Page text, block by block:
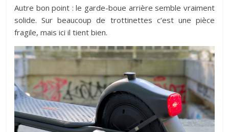
Autre bon point : le garde-boue arrière semble vraiment
solide. Sur beaucoup de trottinettes c’est une pièce
fragile, mais ici il tient bien.